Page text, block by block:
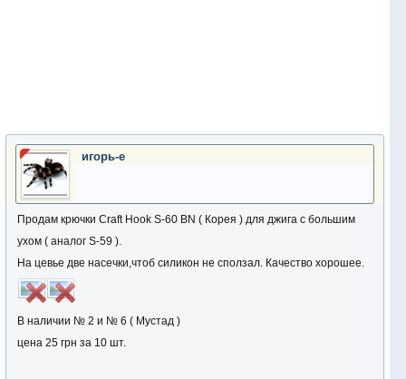
игорь-е
Продам крючки Craft Hook S-60 BN ( Корея ) для джига с большим
ухом ( аналог S-59 ).
На цевье две насечки,чтоб силикон не сползал. Качество хорошее.
В наличии № 2 и № 6 ( Мустад )
цена 25 грн за 10 шт.